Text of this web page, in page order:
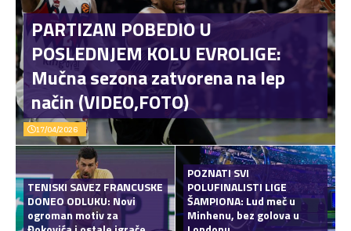
PARTIZAN POBEDIO U
POSLEDNJEM KOLU EVROLIGE:
Mučna sezona zatvorena na lep
način (VIDEO,FOTO)
17/04/2026
TENISKI SAVEZ FRANCUSKE
DONEO ODLUKU: Novi
ogroman motiv za
POZNATI SVI
POLUFINALISTI LIGE
ŠAMPIONA: Lud meč u
Minhenu, bez golova u